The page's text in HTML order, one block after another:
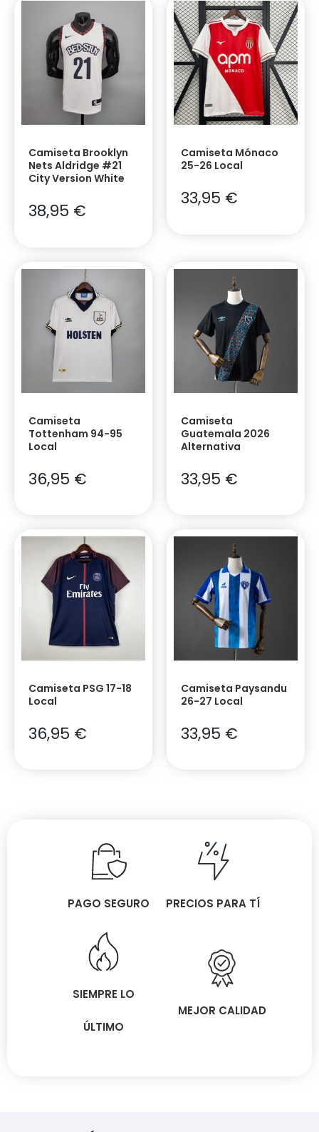
Camiseta Brooklyn
Nets Aldridge #21
City Version White
38,95 €
Camiseta Mónaco
25-26 Local
33,95 €
Camiseta
Tottenham 94-95
Local
36,95 €
Camiseta
Guatemala 2026
Alternativa
33,95 €
Camiseta PSG 17-18
Local
36,95 €
Camiseta Paysandu
26-27 Local
33,95 €
PAGO SEGURO PRECIOS PARA TÍ
SIEMPRE LO
ÚLTIMO
MEJOR CALIDAD